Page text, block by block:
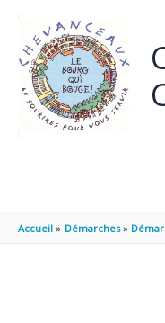
Accueil Démarches